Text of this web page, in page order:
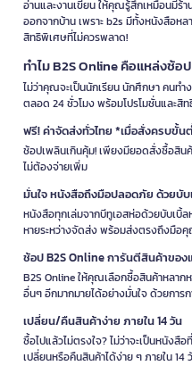
อ่านและงานเขียน ให้คุณรู้สึกเหมือนมีร้
ออกจากบ้าน เพราะ b2s มีทั้งหนังสือห
สิทธิพิเศษที่ไม่ควรพลาด!
ทำไม B2S Online คือแหล่งช้
ไม่ว่าคุณจะเป็นนักเรียน นักศึกษา คนท
ตลอด 24 ชั่วโมง พร้อมโปรโมชั่นและสิ
ฟรี! ค่าจัดส่งทั่วไทย *เมื่อสั่งครบขั้
ช้อปเพลินเกินคุ้ม! เพียงมียอดสั่งซื้อสิ
ไม่ต้องจ่ายเพิ่ม
มั่นใจ หนังสือถึงมือปลอดภัย ด้วยบับ
หนังสือทุกเล่มจากบีทูเอสห่อด้วยบับเบิ้
หายระหว่างจัดส่ง พร้อมส่งตรงถึงมื
ช้อป B2S Online การันตีสินค้าของ
B2S Online ให้คุณเลือกซื้อสินค้าหลาก
อื่นๆ อีกมากมายได้อย่างมั่นใจ ด้วยกา
เปลี่ยน/คืนสินค้าง่าย ภายใน 14 วัน
ซื้อไปแล้วไม่ตรงใจ? ไม่ว่าจะเป็นหนัง
เปลี่ยนหรือคืนสินค้าได้ง่าย ๆ ภายใน 14